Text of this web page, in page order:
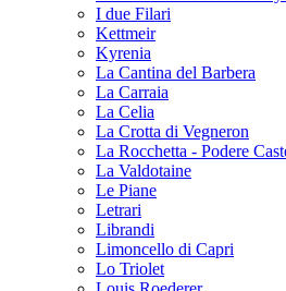
I due Filari
Kettmeir
Kyrenia
La Cantina del Barbera
La Carraia
La Celia
La Crotta di Vegneron
La Rocchetta - Podere
La Valdotaine
Le Piane
Letrari
Librandi
Limoncello di Capri
Lo Triolet